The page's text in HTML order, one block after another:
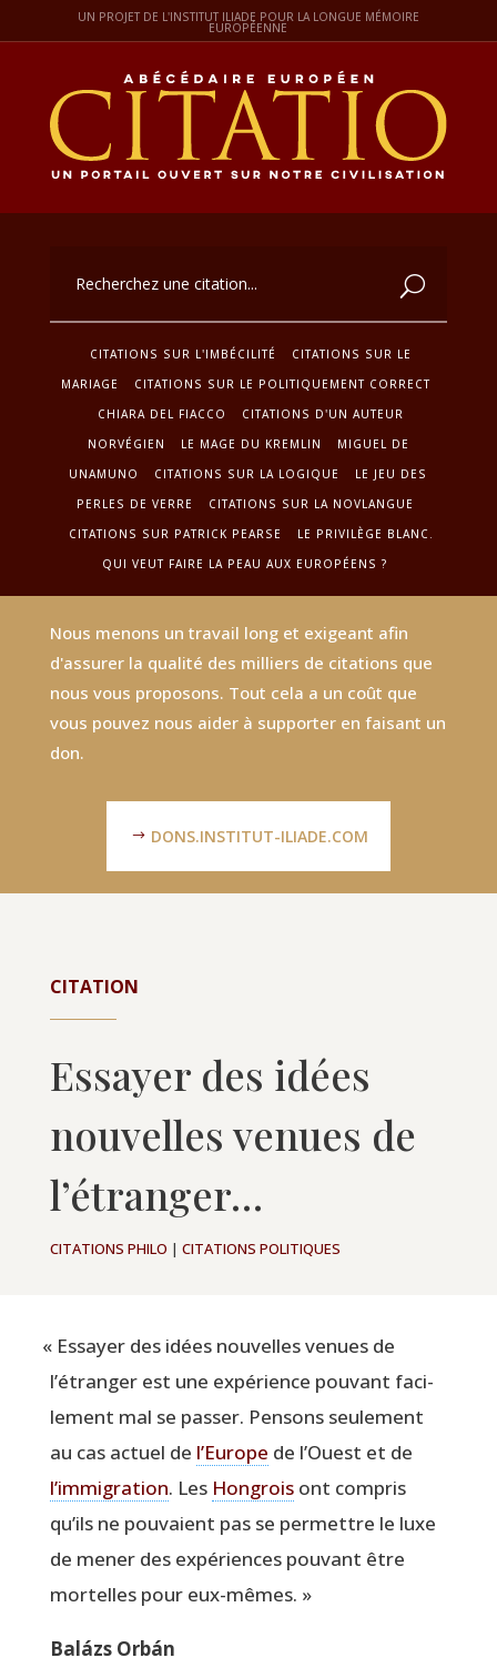
UN PROJET DE L'INSTITUT ILIADE POUR LA LONGUE MÉMOIRE
EUROPÉENNE
CITATIONS SUR L'IMBÉCILITÉ
CITATIONS SUR LE
MARIAGE
CITATIONS SUR LE POLITIQUEMENT CORRECT
CHIARA DEL FIACCO
CITATIONS D'UN AUTEUR
NORVÉGIEN
LE MAGE DU KREMLIN
MIGUEL DE
UNAMUNO
CITATIONS SUR LA LOGIQUE
LE JEU DES
PERLES DE VERRE
CITATIONS SUR LA NOVLANGUE
CITATIONS SUR PATRICK PEARSE
LE PRIVILÈGE BLANC.
QUI VEUT FAIRE LA PEAU AUX EUROPÉENS ?
Nous menons un travail long et exigeant afin
d'assurer la qualité des milliers de citations que
nous vous proposons. Tout cela a un coût que
vous pouvez nous aider à supporter en faisant un
don.
DONS.INSTITUT-ILIADE.COM
CITATION
Essayer des idées
nouvelles venues de
l’étranger…
CITATIONS PHILO | CITATIONS POLITIQUES
« Essayer des idées nou­velles venues de
l’étranger est une expé­rience pou­vant faci­
le­ment mal se pas­ser. Pen­sons seule­ment
au cas actuel de l’Europe de l’Ouest et de
l’immigration. Les Hon­groisont com­pris
qu’ils ne pou­vaient pas se per­mettre le luxe
de mener des expé­riences pou­vant être
mor­telles pour eux-mêmes. »
Balázs Orbán